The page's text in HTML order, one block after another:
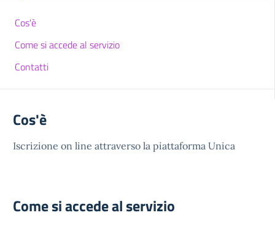
Cos'è
Come si accede al servizio
Contatti
Cos'è
Iscrizione on line attraverso la piattaforma Unica
Come si accede al servizio